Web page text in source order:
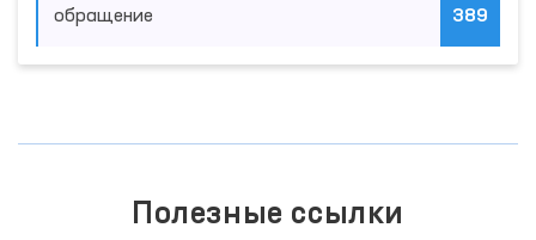
обращение 389
Полезные ссылки